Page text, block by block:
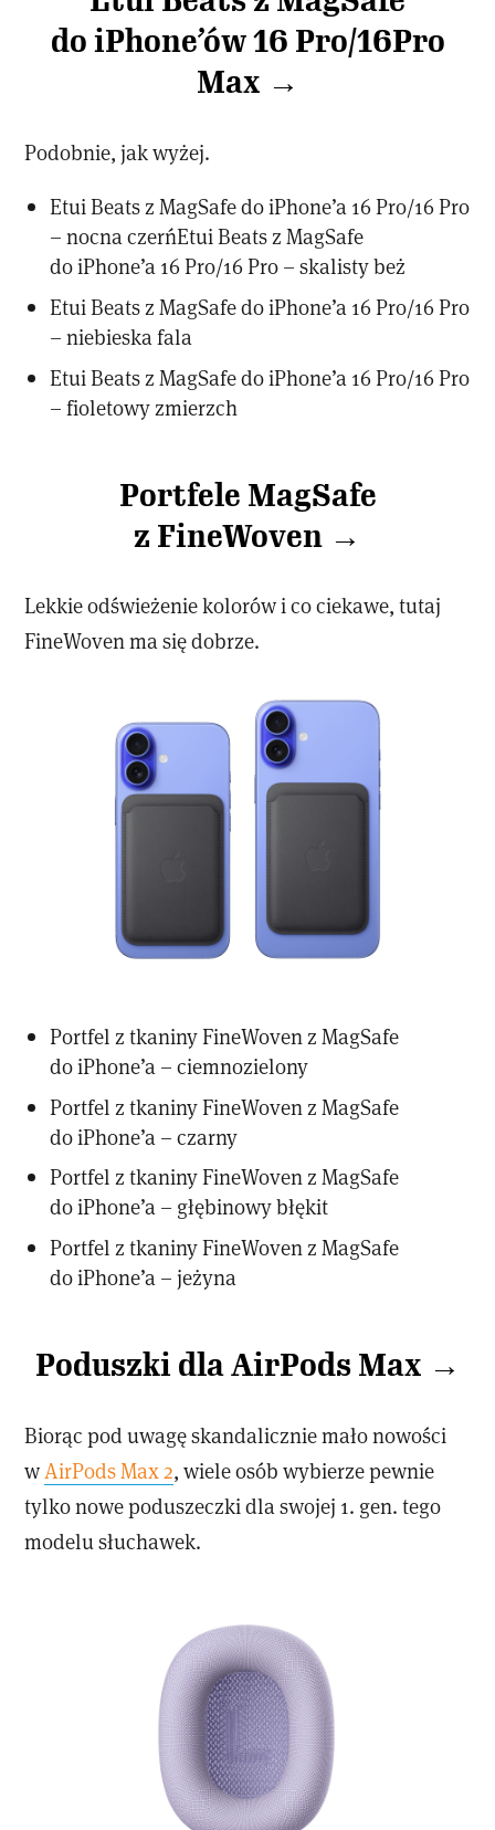
do iPhone’ów 16 Pro/16Pro
Max →
Podobnie, jak wyżej.
Etui Beats z MagSafe do iPhone’a 16 Pro/16 Pro
– nocna czerńEtui Beats z MagSafe
do iPhone’a 16 Pro/16 Pro – skalisty beż
Etui Beats z MagSafe do iPhone’a 16 Pro/16 Pro
– niebieska fala
Etui Beats z MagSafe do iPhone’a 16 Pro/16 Pro
– fioletowy zmierzch
Portfele MagSafe
z FineWoven →
Lekkie odświeżenie kolorów i co ciekawe, tutaj
FineWoven ma się dobrze.
Portfel z tkaniny FineWoven z MagSafe
do iPhone’a – ciemnozielony
Portfel z tkaniny FineWoven z MagSafe
do iPhone’a – czarny
Portfel z tkaniny FineWoven z MagSafe
do iPhone’a – głębinowy błękit
Portfel z tkaniny FineWoven z MagSafe
do iPhone’a – jeżyna
Poduszki dla AirPods Max →
Biorąc pod uwagę skandalicznie mało nowości
w AirPods Max 2, wiele osób wybierze pewnie
tylko nowe poduszeczki dla swojej 1. gen. tego
modelu słuchawek.